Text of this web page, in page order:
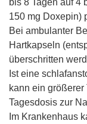
bis 8 Tagen auf 4
150 mg Doxepin)
Bei ambulanter
Hartkapseln
überschritten
Ist eine
kann ein
Tagesdosis zur
Im Krankenhaus